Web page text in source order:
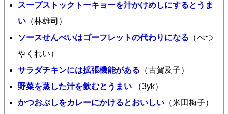
スープストックトーキョーを汁かけめしにするとうま
い （林雄司）
ソースせんべいはゴーフレットの代わりになる （べつ
やくれい）
サラダチキンには拡張機能がある （古賀及子）
野菜を蒸した汁を飲むとうまい
（3yk）
かつおぶしをカレーにかけるとおいしい （米田梅子）